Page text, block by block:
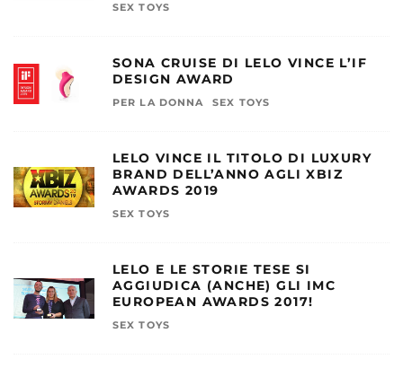
SEX TOYS
SONA CRUISE DI LELO VINCE L’IF
DESIGN AWARD
PER LA DONNA SEX TOYS
LELO VINCE IL TITOLO DI LUXURY
BRAND DELL’ANNO AGLI XBIZ
AWARDS 2019
SEX TOYS
LELO E LE STORIE TESE SI
AGGIUDICA (ANCHE) GLI IMC
EUROPEAN AWARDS 2017!
SEX TOYS